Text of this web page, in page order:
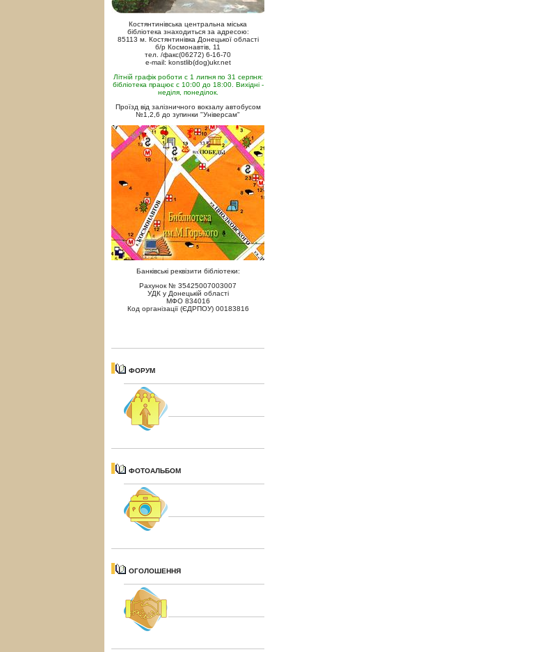
Костянтинівська центральна міська
бібліотека знаходиться за адресою:
85113 м. Костянтинівка Донецької області
б/р Космонавтів, 11
тел. /факс(06272) 6-16-70
e-mail: konstlib(dog)ukr.net
Літній графік роботи с 1 липня по 31 серпня:
бібліотека працює с 10:00 до 18:00. Вихідні -
неділя, понеділок.
Проїзд від залізничного вокзалу автобусом
№1,2,6 до зупинки "Універсам"
Банківські реквізити бібліотеки:
Рахунок № 35425007003007
УДК у Донецькій області
МФО 834016
Код організації (ЄДРПОУ) 00183816
ФОРУМ
ФОТОАЛЬБОМ
ОГОЛОШЕННЯ